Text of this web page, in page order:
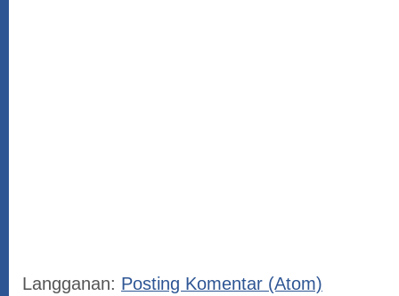
Langganan: Posting Komentar (Atom)